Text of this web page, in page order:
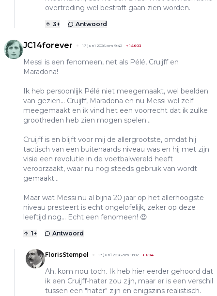
overtreding wel bestraft gaan zien worden.
3+ Antwoord
JC14forever 17 juni 2026 om 9:42 +14603
Messi is een fenomeen, net als Pélé, Cruijff en
Maradona!
Ik heb persoonlijk Pélé niet meegemaakt, wel beelden
van gezien... Cruijff, Maradona en nu Messi wel zelf
meegemaakt en ik vind het een voorrecht dat ik zulke
grootheden heb zien mogen spelen...
Cruijff is en blijft voor mij de allergrootste, omdat hij
tactisch van een buitenaards niveau was en hij met zijn
visie een revolutie in de voetbalwereld heeft
veroorzaakt, waar nu nog steeds gebruik van wordt
gemaakt...
Maar wat Messi nu al bijna 20 jaar op het allerhoogste
niveau presteert is echt ongelofelijk, zeker op deze
leeftijd nog... Echt een fenomeen! 😍
1+ Antwoord
FlorisStempel 17 juni 2026 om 11:02 + 694
Ah, kom nou toch. Ik heb hier eerder gehoord dat
ik een Cruijff-hater zou zijn, maar er is een verschil
tussen een "hater" zijn en enigszins realistisch.